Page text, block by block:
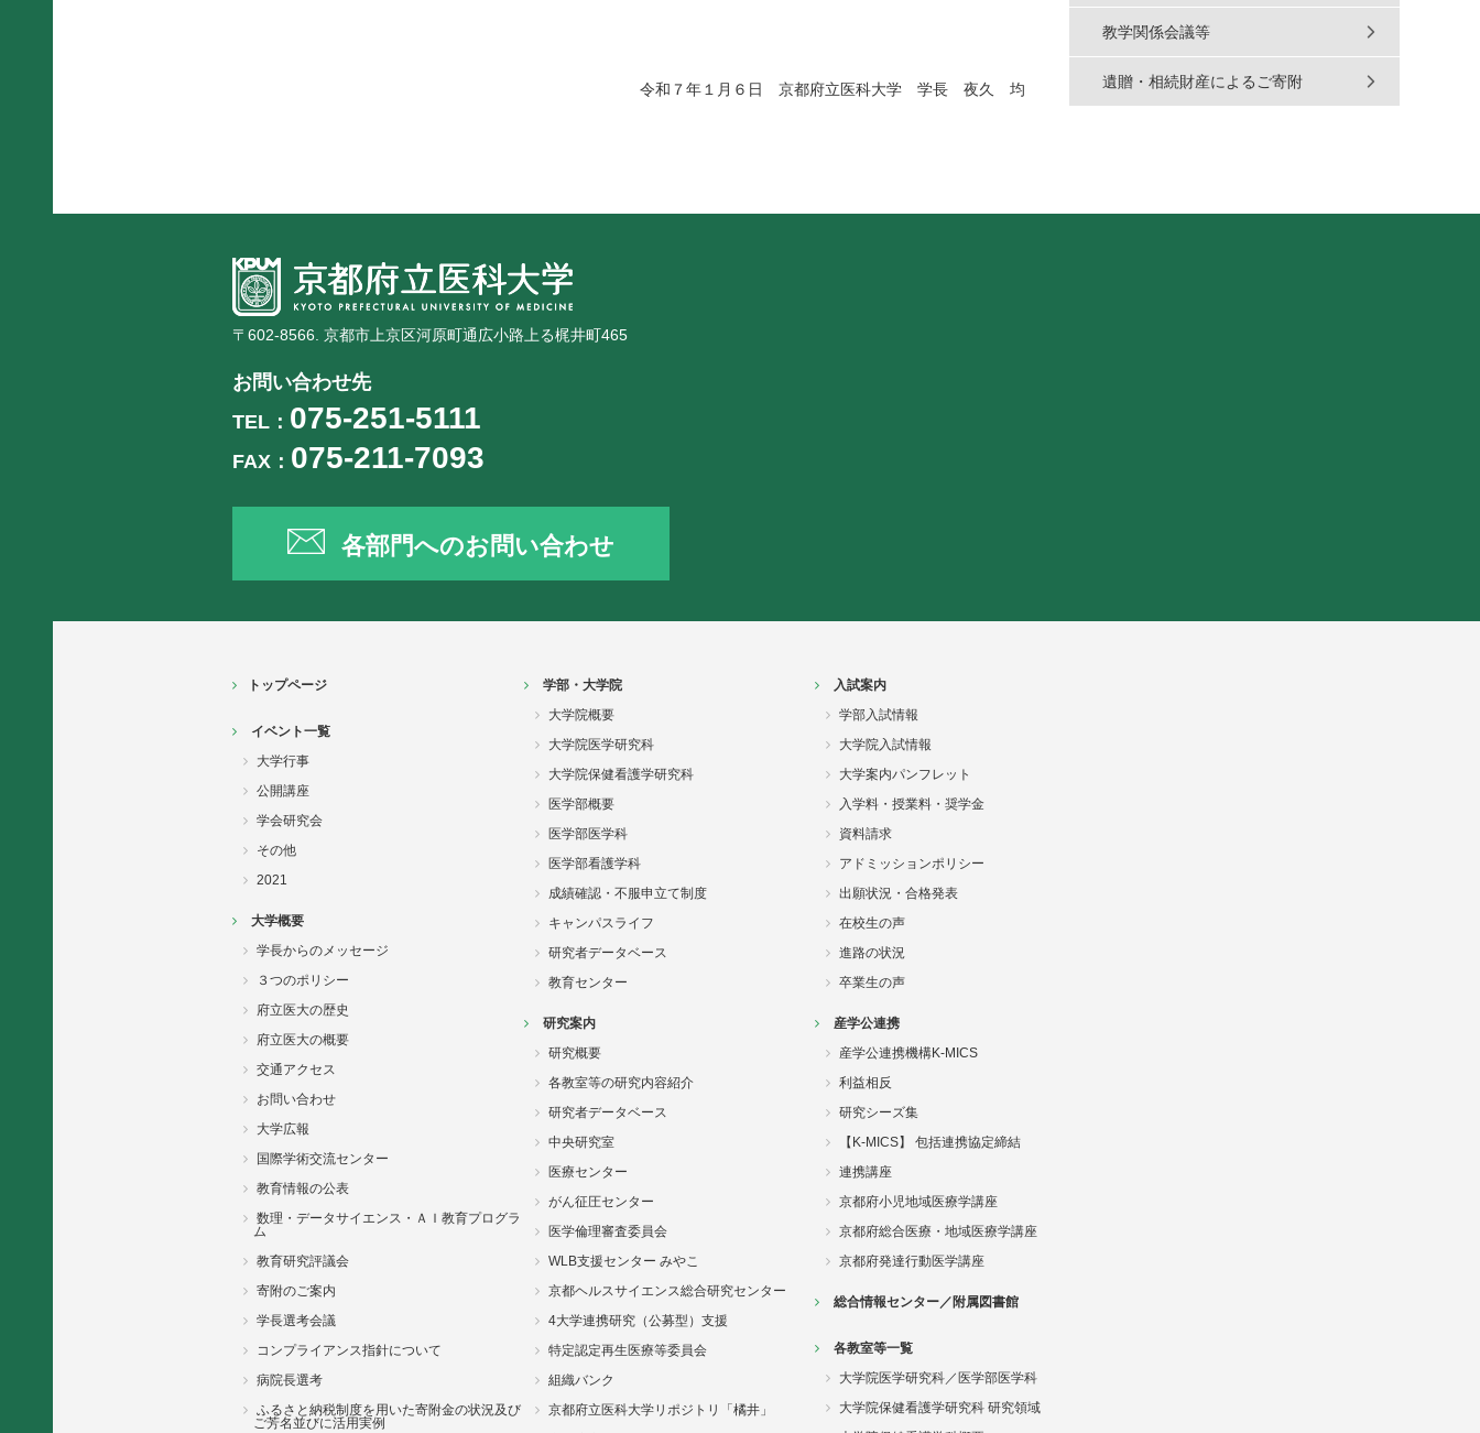
令和７年１月６日 京都府立医科大学 学長 夜久 均
教学関係会議等
遺贈・相続財産によるご寄附
〒602-8566. 京都市上京区河原町通広小路上る梶井町465
お問い合わせ先
TEL： 075-251-5111
FAX： 075-211-7093
各部門へのお問い合わせ
トップページ
イベント一覧
大学行事
公開講座
学会研究会
その他
2021
大学概要
学長からのメッセージ
３つのポリシー
府立医大の歴史
府立医大の概要
交通アクセス
お問い合わせ
大学広報
国際学術交流センター
教育情報の公表
数理・データサイエンス・ＡＩ教育プログラ
ム
教育研究評議会
寄附のご案内
学長選考会議
コンプライアンス指針について
病院長選考
ふるさと納税制度を用いた寄附金の状況及び
ご芳名並びに活用実例
学部・大学院
大学院概要
大学院医学研究科
大学院保健看護学研究科
医学部概要
医学部医学科
医学部看護学科
成績確認・不服申立て制度
キャンパスライフ
研究者データベース
教育センター
研究案内
研究概要
各教室等の研究内容紹介
研究者データベース
中央研究室
医療センター
がん征圧センター
医学倫理審査委員会
WLB支援センター みやこ
京都ヘルスサイエンス総合研究センター
4大学連携研究（公募型）支援
特定認定再生医療等委員会
組織バンク
京都府立医科大学リポジトリ「橘井」
入試案内
学部入試情報
大学院入試情報
大学案内パンフレット
入学料・授業料・奨学金
資料請求
アドミッションポリシー
出願状況・合格発表
在校生の声
進路の状況
卒業生の声
産学公連携
産学公連携機構K-MICS
利益相反
研究シーズ集
【K-MICS】 包括連携協定締結
連携講座
京都府小児地域医療学講座
京都府総合医療・地域医療学講座
京都府発達行動医学講座
総合情報センター／附属図書館
各教室等一覧
大学院医学研究科／医学部医学科
大学院保健看護学研究科 研究領域